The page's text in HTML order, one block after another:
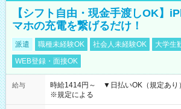
【シフト自由・現金手渡しOK】
マホの充電を繋げるだけ！
派遣 職種未経験OK 社会人未経験OK 大学生
WEB登録・面接OK
給与
時給1414円～ ▼日払いOK（規定あ
※規定による